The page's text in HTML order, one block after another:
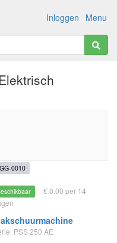
Menu
Inloggen
GG-0010
€ 0.00 per 14
PSS 250 AE